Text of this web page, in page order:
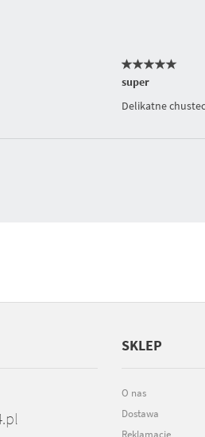
super
Delikatne
SKLEP
O nas
Dostawa
Reklamacje